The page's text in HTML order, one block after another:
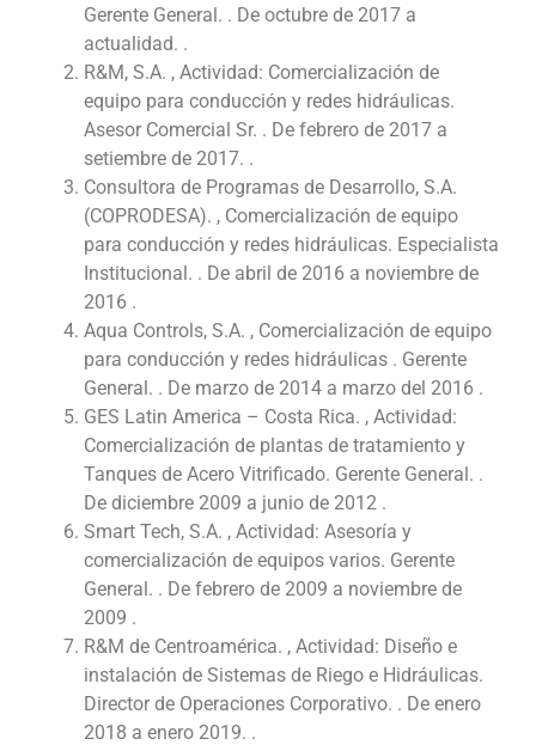
Gerente General. . De octubre de 2017 a
actualidad. .
R&M, S.A. , Actividad: Comercialización de
equipo para conducción y redes hidráulicas.
Asesor Comercial Sr. . De febrero de 2017 a
setiembre de 2017. .
Consultora de Programas de Desarrollo, S.A.
(COPRODESA). , Comercialización de equipo
para conducción y redes hidráulicas. Especialista
Institucional. . De abril de 2016 a noviembre de
2016 .
Aqua Controls, S.A. , Comercialización de equipo
para conducción y redes hidráulicas . Gerente
General. . De marzo de 2014 a marzo del 2016 .
GES Latin America – Costa Rica. , Actividad:
Comercialización de plantas de tratamiento y
Tanques de Acero Vitrificado. Gerente General. .
De diciembre 2009 a junio de 2012 .
Smart Tech, S.A. , Actividad: Asesoría y
comercialización de equipos varios. Gerente
General. . De febrero de 2009 a noviembre de
2009 .
R&M de Centroamérica. , Actividad: Diseño e
instalación de Sistemas de Riego e Hidráulicas.
Director de Operaciones Corporativo. . De enero
2018 a enero 2019. .